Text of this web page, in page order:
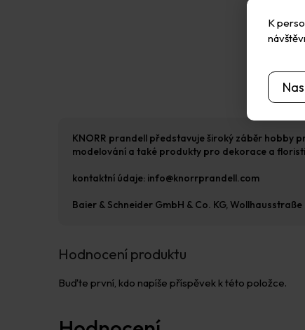
K
Hodnocení produktu
Buďte první, kdo napíše příspěvek k této položce.
KNORR prandell představuje široký záběr hobby
modelování a také produkty pro dekorace a
kontaktní údaje: info@knorrprandell.com
Baier & Schneider GmbH & Co. KG,